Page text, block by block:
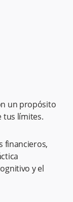
un propósito
tus límites.
financieros,
y el